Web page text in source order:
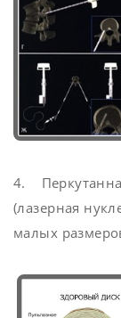
4.
(лазерная
малых